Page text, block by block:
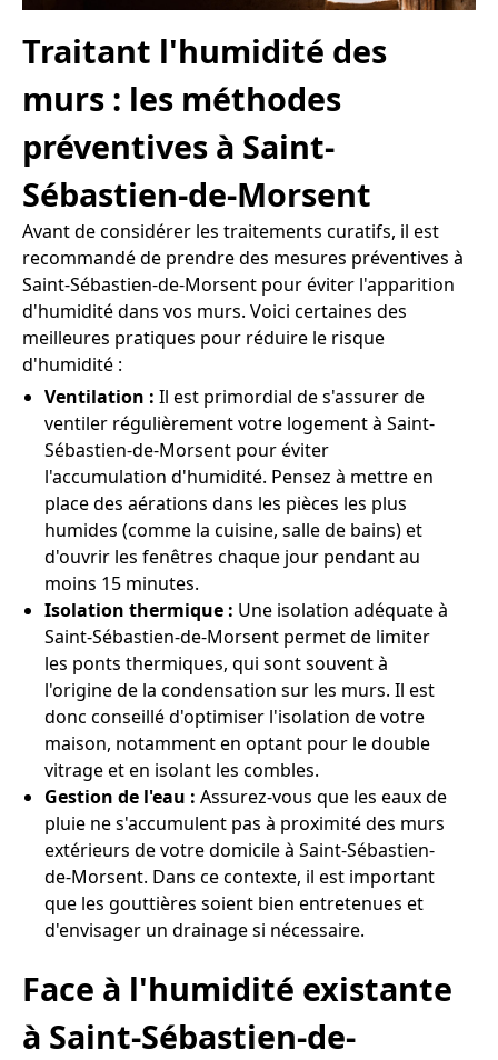
Traitant l'humidité des
murs : les méthodes
préventives à Saint-
Sébastien-de-Morsent
Avant de considérer les traitements curatifs, il est
recommandé de prendre des mesures préventives à
Saint-Sébastien-de-Morsent pour éviter l'apparition
d'humidité dans vos murs. Voici certaines des
meilleures pratiques pour réduire le risque
d'humidité :
Ventilation : Il est primordial de s'assurer de
ventiler régulièrement votre logement à Saint-
Sébastien-de-Morsent pour éviter
l'accumulation d'humidité. Pensez à mettre en
place des aérations dans les pièces les plus
humides (comme la cuisine, salle de bains) et
d'ouvrir les fenêtres chaque jour pendant au
moins 15 minutes.
Isolation thermique : Une isolation adéquate à
Saint-Sébastien-de-Morsent permet de limiter
les ponts thermiques, qui sont souvent à
l'origine de la condensation sur les murs. Il est
donc conseillé d'optimiser l'isolation de votre
maison, notamment en optant pour le double
vitrage et en isolant les combles.
Gestion de l'eau : Assurez-vous que les eaux de
pluie ne s'accumulent pas à proximité des murs
extérieurs de votre domicile à Saint-Sébastien-
de-Morsent. Dans ce contexte, il est important
que les gouttières soient bien entretenues et
d'envisager un drainage si nécessaire.
Face à l'humidité existante
à Saint-Sébastien-de-